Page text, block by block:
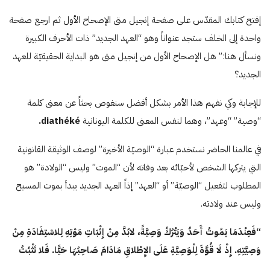
إفتح كتابك المقدّس على صفحة إنجيل متى الإصحاح الأول ثم ارجع صفحة
واحدة إلى الخلف ستجد عنواناً وهو “العهد الجديد” ذات الأحرف الكبيرة
ونسأل هنا:” هل الإصحاح الأول من إنجيل متى هو البداية الحقيقيّة للعهد
الجديد؟
للإجابة وكي نفهم هذا الأمر بشكل أفضل سنغوص بحثاً عن معنى كلمة
“وصية” “وعهد”، وهما لنفس المعنى للكلمة اليونانية diathéké.
في عالمنا الحاضر نستخدم عبارة “الوصيّة الأخيرة” لوصف الوثيقة القانونية
التي يتركها الشخص لأحبّائه بعد وفاته لأن “الموت” وليس “الولادة” هو
المطلوب لتفعيل “الوصيّة” أو “العهد” إذاً العهد الجديد يبدأ بموت المسيح
وليس عند ولادته.
“فَعِنْدَمَا يَمُوتُ أَحَدٌ وَيَتْرُكُ وَصِيَّةً، لابُدَّ مِنْ إِثْبَاتِ مَوْتِهِ لِلاسْتِفَادَةِ مِنْ
وَصِيَّتِهِ. إِذْ لَا قُوَّةَ لِلْوَصِيَّةِ عَلَى الإِطْلاقِ مَادَامَ صَاحِبُهَا حَيًّا. فَلا تَثْبُتُ